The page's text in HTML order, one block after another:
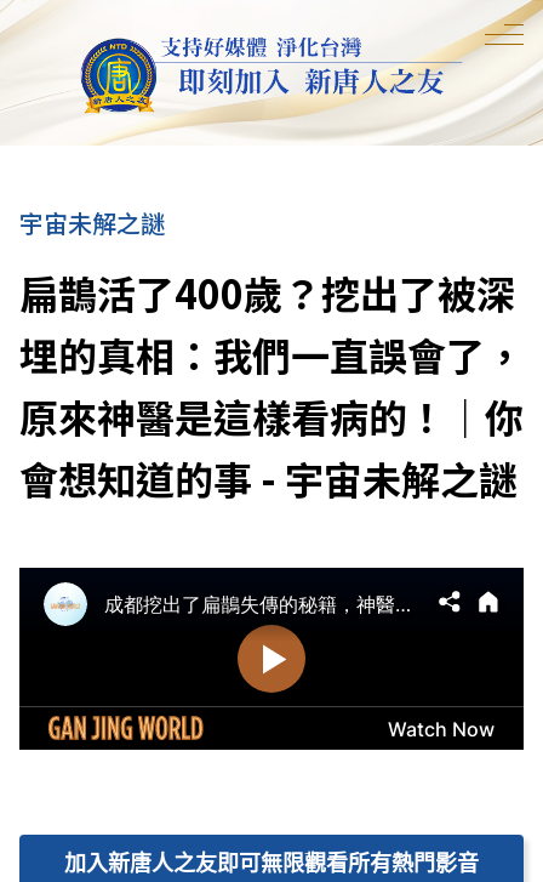
宇宙未解之謎
扁鵲活了400歲？挖出了被深
埋的真相：我們一直誤會了，
原來神醫是這樣看病的！｜你
會想知道的事 - 宇宙未解之謎
加入新唐人之友即可無限觀看所有熱門影音